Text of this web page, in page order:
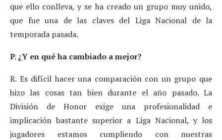
que ello conlleva, y se ha creado un grupo muy unido,
que fue una de las claves del Liga Nacional de la
temporada pasada.
P. ¿Y en qué ha cambiado a mejor?
R. Es difícil hacer una comparación con un grupo que
hizo las cosas tan bien durante el año pasado. La
División de Honor exige una profesionalidad e
implicación bastante superior a Liga Nacional, y los
jugadores estamos cumpliendo con nuestras